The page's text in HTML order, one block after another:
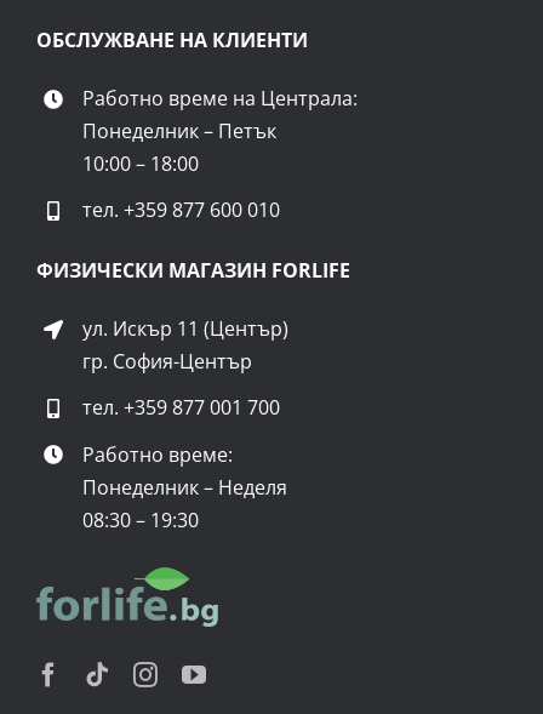
ОБСЛУЖВАНЕ НА КЛИЕНТИ
Работно време на Централа:
Понеделник – Петък
10:00 – 18:00
тел.+359 877 600 010
ФИЗИЧЕСКИ МАГАЗИН FORLIFE
ул. Искър 11 (Център)
гр. София-Център
тел.+359 877 001 700
Работно време:
Понеделник – Неделя
08:30 – 19:30